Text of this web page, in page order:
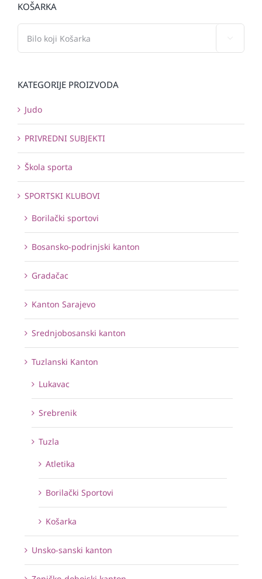
KOŠARKA
KATEGORIJE PROIZVODA
Judo
PRIVREDNI SUBJEKTI
Škola sporta
SPORTSKI KLUBOVI
Borilački sportovi
Bosansko-podrinjski kanton
Gradačac
Kanton Sarajevo
Srednjobosanski kanton
Tuzlanski Kanton
Lukavac
Srebrenik
Tuzla
Atletika
Borilački Sportovi
Košarka
Unsko-sanski kanton